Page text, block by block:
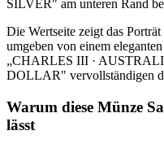
SILVER" am unteren Rand
Die Wertseite zeigt das
umgeben von einem
„CHARLES III ·
DOLLAR" vervollständigen
Warum diese Münze
lässt